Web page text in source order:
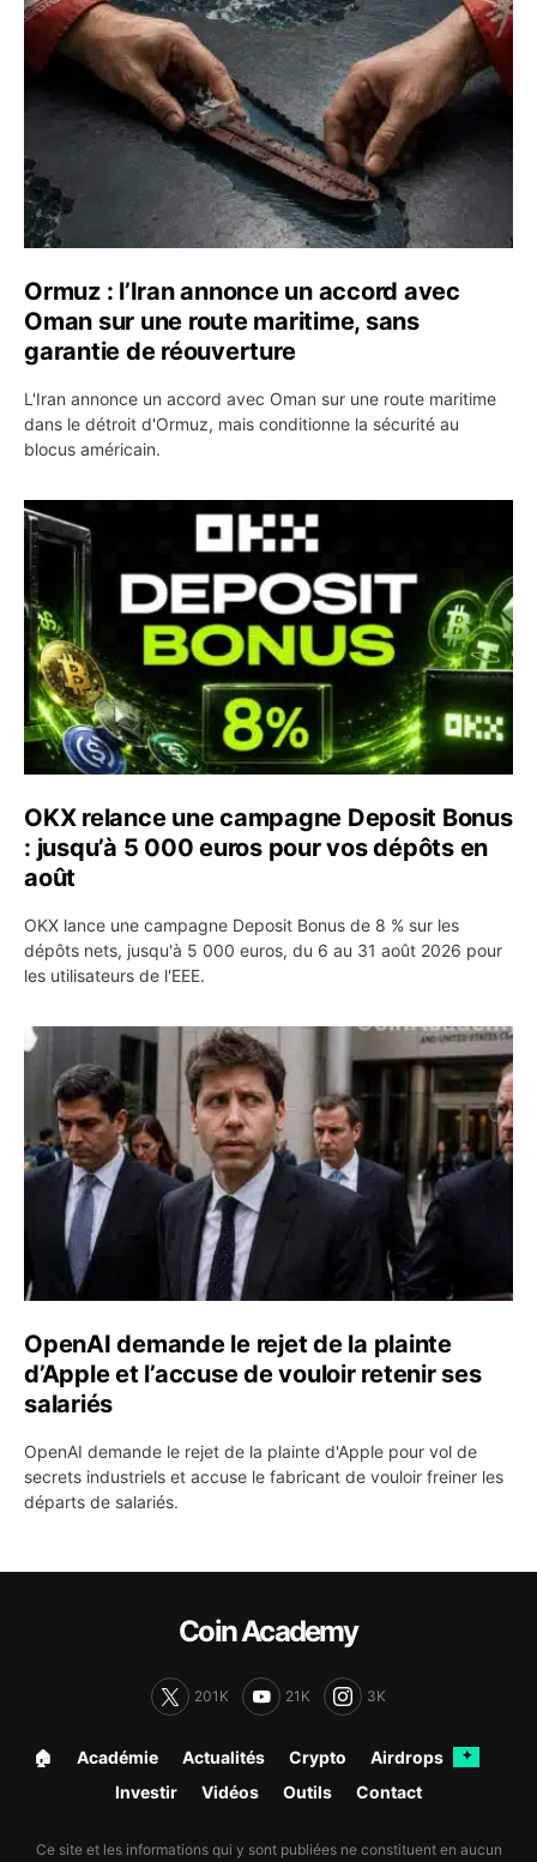
Ormuz : l’Iran annonce un accord avec
Oman sur une route maritime, sans
garantie de réouverture
L'Iran annonce un accord avec Oman sur une route maritime
dans le détroit d'Ormuz, mais conditionne la sécurité au
blocus américain.
OKX relance une campagne Deposit Bonus : jusqu’à 5
OKX relance une campagne Deposit Bonus
: jusqu’à 5 000 euros pour vos dépôts en
août
OKX lance une campagne Deposit Bonus de 8 % sur les
dépôts nets, jusqu'à 5 000 euros, du 6 au 31 août 2026 pour
les utilisateurs de l'EEE.
OpenAI demande le rejet de la plainte d’Apple et
OpenAI demande le rejet de la plainte
d’Apple et l’accuse de vouloir retenir ses
salariés
OpenAI demande le rejet de la plainte d'Apple pour vol de
secrets industriels et accuse le fabricant de vouloir freiner les
départs de salariés.
Coin Academy
201K 21K 3K
🏠︎ Académie Actualités Crypto Airdrops ✦
Investir Vidéos Outils Contact
Ce site et les informations qui y sont publiées ne constituent en aucun